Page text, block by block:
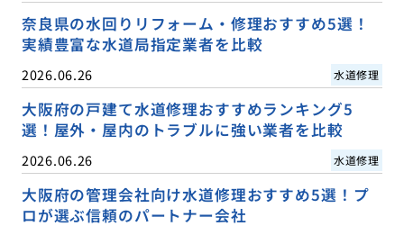
奈良県の水回りリフォーム・修理おすすめ5選！
実績豊富な水道局指定業者を比較
2026.06.26 水道修理
大阪府の戸建て水道修理おすすめランキング5
選！屋外・屋内のトラブルに強い業者を比較
2026.06.26 水道修理
大阪府の管理会社向け水道修理おすすめ5選！プ
ロが選ぶ信頼のパートナー会社